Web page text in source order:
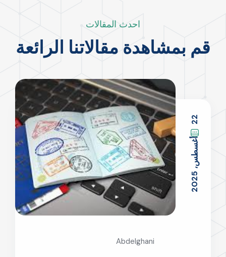
احدث المقالات
قم بمشاهدة مقالاتنا الرائعة
2
2
أ
غ
س
ط
س
،
2
0
2
5
Abdelghani